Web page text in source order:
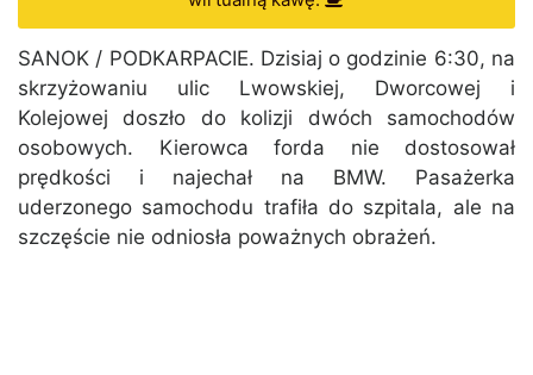
SANOK / PODKARPACIE. Dzisiaj o godzinie 6:30, na
skrzyżowaniu ulic Lwowskiej, Dworcowej i
Kolejowej doszło do kolizji dwóch samochodów
osobowych. Kierowca forda nie dostosował
prędkości i najechał na BMW. Pasażerka
uderzonego samochodu trafiła do szpitala, ale na
szczęście nie odniosła poważnych obrażeń.